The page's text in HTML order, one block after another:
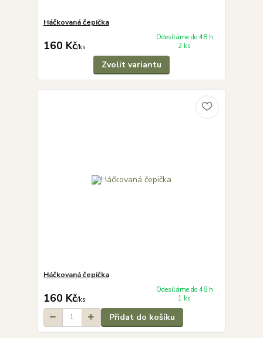
Háčkovaná čepička
160 Kč/ks
Odesíláme do 48 h
2 ks
Zvolit variantu
Háčkovaná čepička
160 Kč/ks
Odesíláme do 48 h
1 ks
Přidat do košíku